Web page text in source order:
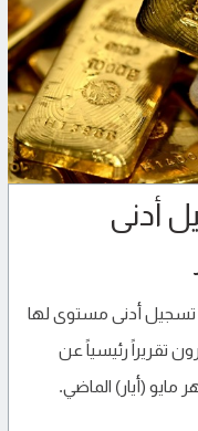
أدنى
تسجيل أدنى مستوى لها
تقريراً رئيسياً عن
مايو (أيار) الماضي.